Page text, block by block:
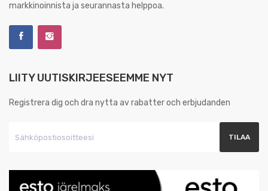
markkinoinnista ja seurannasta helppoa.
LIITY UUTISKIRJEESEEMME NYT
Registrera dig och dra nytta av rabatter och erbjudanden